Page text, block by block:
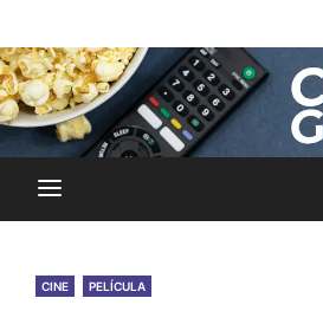
to
contentCine Geek
CINE PELÍCULA